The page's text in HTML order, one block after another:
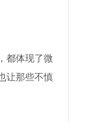
都体现了微
让那些不慎